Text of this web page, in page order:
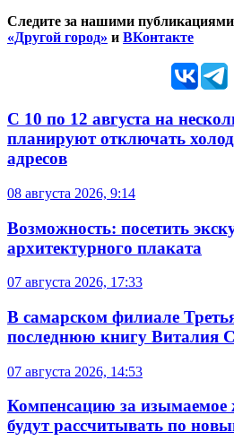
Следите за нашими
«Другой город» и ВКонтакте
С 10 по 12 августа на
планируют отключать
адресов
08 августа 2026, 9:14
Возможность: посетить
архитектурного плаката
07 августа 2026, 17:33
В самарском филиале
последнюю книгу Виталия
07 августа 2026, 14:53
Компенсацию за
будут рассчитывать по